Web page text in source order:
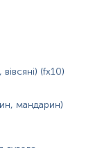
після прийому
їжу, стресові
фізичні
Якщо відмінити
(fx10)
мандарин)